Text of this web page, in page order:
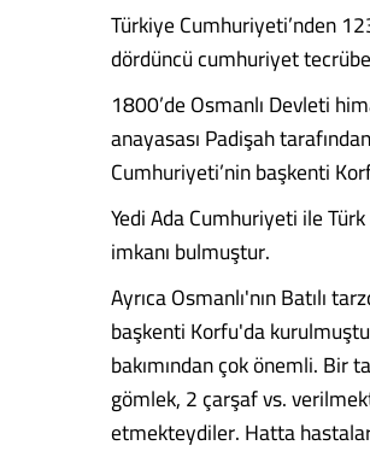
Türkiye Cumhuriyeti’nden
dördüncü cumhuriyet
1800’de Osmanlı Devleti
anayasası Padişah
Cumhuriyeti’nin başkenti
Yedi Ada Cumhuriyeti ile
imkanı bulmuştur.
Ayrıca Osmanlı'nın Batılı
başkenti Korfu'da
bakımından çok önemli. Bir
gömlek, 2 çarşaf vs.
etmekteydiler. Hatta